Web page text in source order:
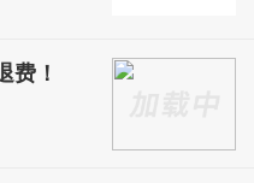
费！